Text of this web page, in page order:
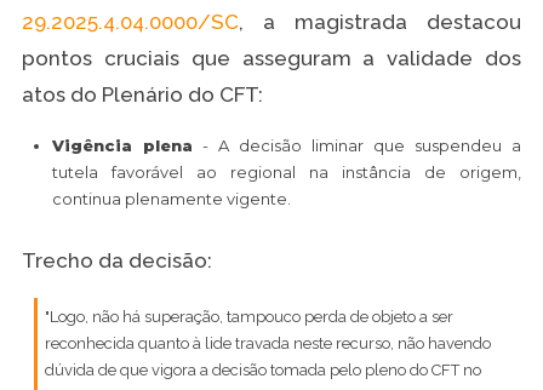
29.2025.4.04.0000/SC, a magistrada destacou
pontos cruciais que asseguram a validade dos
atos do Plenário do CFT:
Vigência plena - A decisão liminar que suspendeu a
tutela favorável ao regional na instância de origem,
continua plenamente vigente.
Trecho da decisão:
"Logo, não há superação, tampouco perda de objeto a ser
reconhecida quanto à lide travada neste recurso, não havendo
dúvida de que vigora a decisão tomada pelo pleno do CFT no